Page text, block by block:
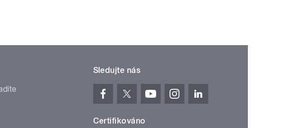
Sledujte nás
Certifikováno